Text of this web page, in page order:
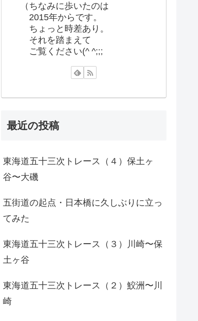
（ちなみに歩いたのは
2015年からです。
ちょっと時差あり。
それを踏まえて
ご覧ください(^ ^;;;
最近の投稿
東海道五十三次トレース（４）保土ヶ
谷〜大磯
五街道の起点・日本橋に久しぶりに立っ
てみた
東海道五十三次トレース（３）川崎〜保
土ヶ谷
東海道五十三次トレース（２）鮫洲〜川
崎